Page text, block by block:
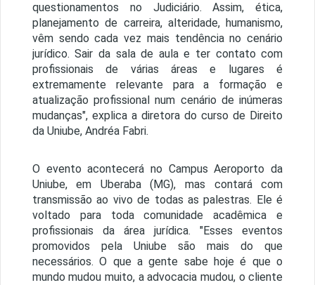
questionamentos no Judiciário. Assim, ética,
planejamento de carreira, alteridade, humanismo,
vêm sendo cada vez mais tendência no cenário
jurídico. Sair da sala de aula e ter contato com
profissionais de várias áreas e lugares é
extremamente relevante para a formação e
atualização profissional num cenário de inúmeras
mudanças", explica a diretora do curso de Direito
da Uniube, Andréa Fabri.
O evento acontecerá no Campus Aeroporto da
Uniube, em Uberaba (MG), mas contará com
transmissão ao vivo de todas as palestras. Ele é
voltado para toda comunidade acadêmica e
profissionais da área jurídica. "Esses eventos
promovidos pela Uniube são mais do que
necessários. O que a gente sabe hoje é que o
mundo mudou muito, a advocacia mudou, o cliente